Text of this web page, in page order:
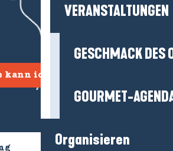
VERANSTALTUNGEN
GESCHMACK DES
GOURMET-
Organisieren
kann ich kommen?
Wer sind wir?